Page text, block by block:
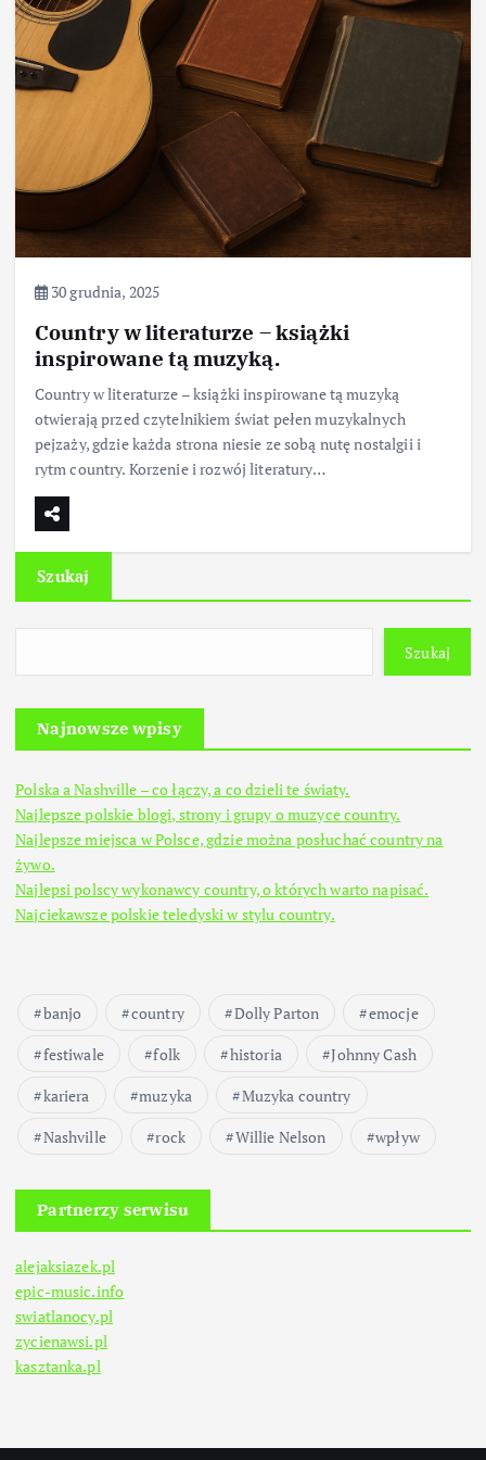
30 grudnia, 2025
Country w literaturze – książki
inspirowane tą muzyką.
Country w literaturze – książki inspirowane tą muzyką
otwierają przed czytelnikiem świat pełen muzykalnych
pejzaży, gdzie każda strona niesie ze sobą nutę nostalgii i
rytm country. Korzenie i rozwój literatury…
Szukaj
Szukaj
Najnowsze wpisy
Polska a Nashville – co łączy, a co dzieli te światy.
Najlepsze polskie blogi, strony i grupy o muzyce country.
Najlepsze miejsca w Polsce, gdzie można posłuchać country na
żywo.
Najlepsi polscy wykonawcy country, o których warto napisać.
Najciekawsze polskie teledyski w stylu country.
banjo country Dolly Parton
emocje
festiwale
folk historia
Johnny Cash
kariera
muzyka
Muzyka country
Nashville
rock Willie Nelson wpływ
Partnerzy serwisu
alejaksiazek.pl
epic-music.info
swiatlanocy.pl
zycienawsi.pl
kasztanka.pl